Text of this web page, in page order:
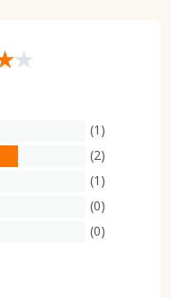
(1)
(2)
(1)
(0)
(0)